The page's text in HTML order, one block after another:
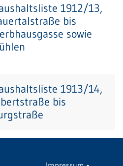
1912/13,
bis
sowie
1913/14,
bis